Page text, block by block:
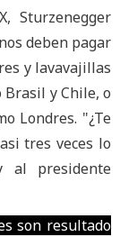
Sturzenegger
deben pagar
y lavavajillas
Brasil y Chile, o
Londres. "¿Te
tres veces lo
al presidente
son resultado